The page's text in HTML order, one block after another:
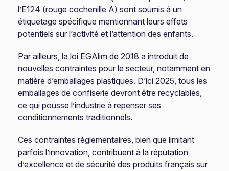
l’E124 (rouge cochenille A) sont soumis à un
étiquetage spécifique mentionnant leurs effets
potentiels sur l’activité et l’attention des enfants.
Par ailleurs, la loi EGAlim de 2018 a introduit de
nouvelles contraintes pour le secteur, notamment en
matière d’emballages plastiques. D’ici 2025, tous les
emballages de confiserie devront être recyclables,
ce qui pousse l’industrie à repenser ses
conditionnements traditionnels.
Ces contraintes réglementaires, bien que limitant
parfois l’innovation, contribuent à la réputation
d’excellence et de sécurité des produits français sur